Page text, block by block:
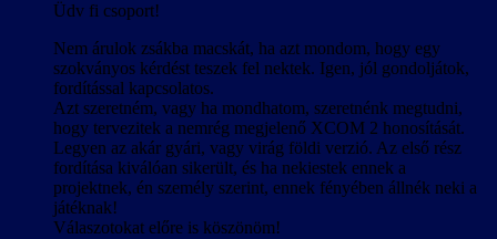
Üdv fi csoport!
Nem árulok zsákba macskát, ha azt mondom, hogy egy
szokványos kérdést teszek fel nektek. Igen, jól gondoljátok,
fordítással kapcsolatos.
Azt szeretném, vagy ha mondhatom, szeretnénk megtudni,
hogy tervezitek a nemrég megjelenő XCOM 2 honosítását.
Legyen az akár gyári, vagy virág földi verzió. Az első rész
fordítása kiválóan sikerült, és ha nekiestek ennek a
projektnek, én személy szerint, ennek fényében állnék neki a
játéknak!
Válaszotokat előre is köszönöm!